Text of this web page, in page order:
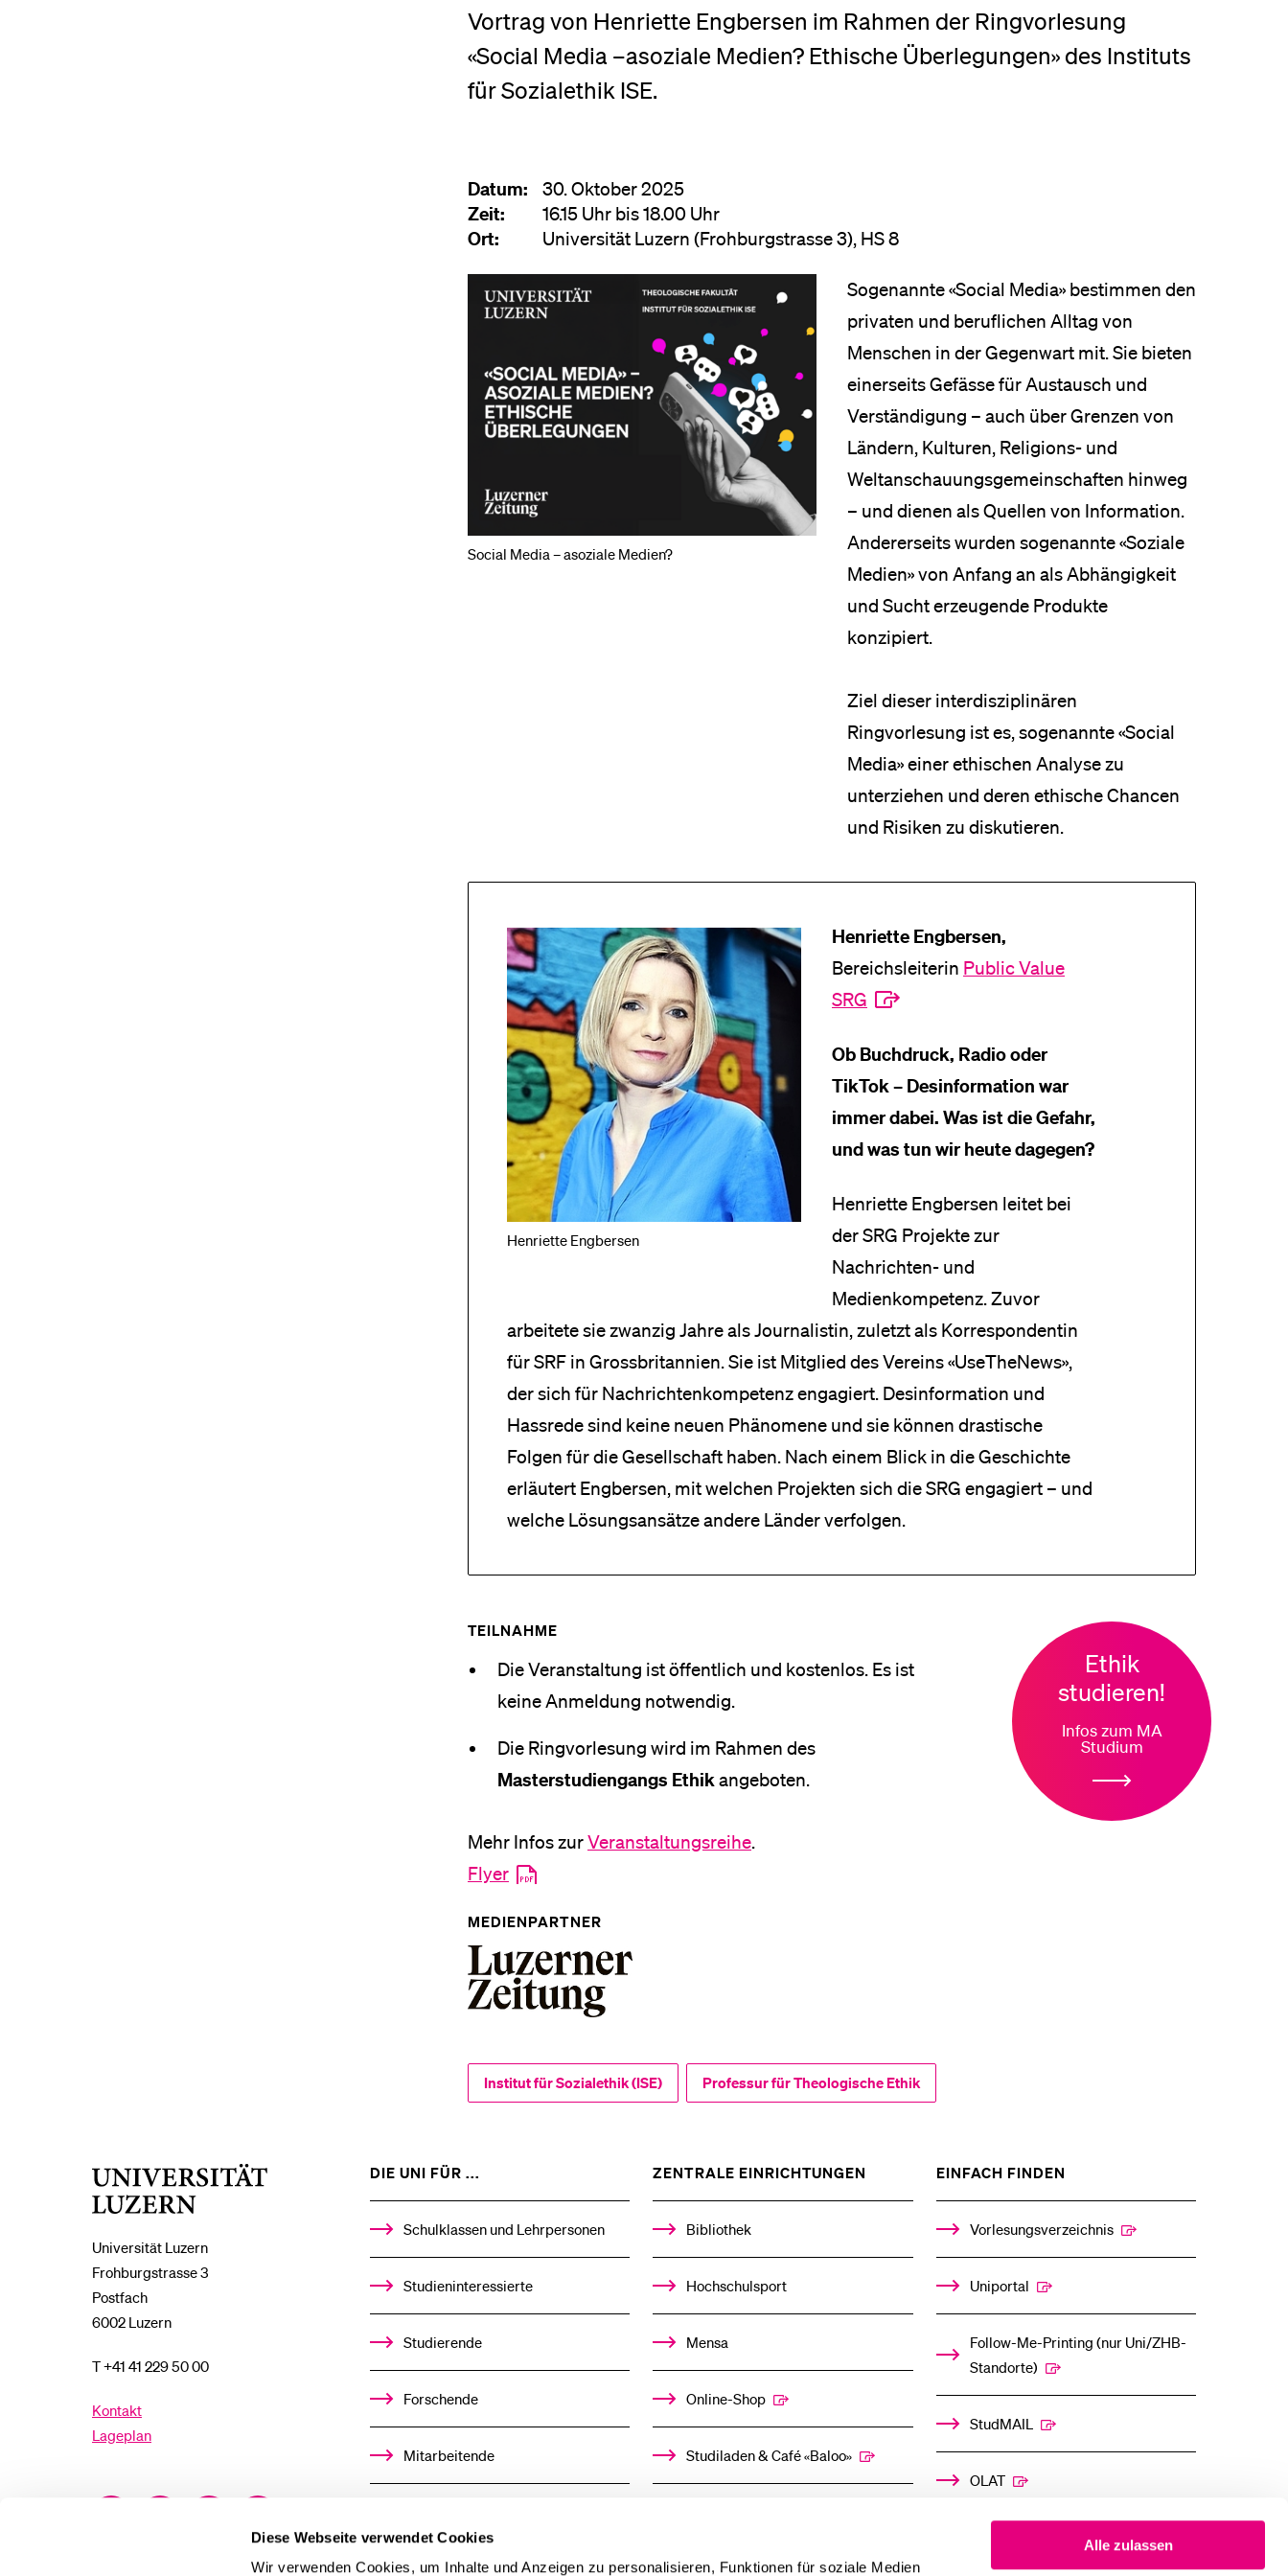
Diese Webseite verwendet Cookies
Wir verwenden Cookies, um Inhalte und Anzeigen zu personalisieren, Funktionen für soziale Medien
Alle zulassen
Vortrag von Henriette Engbersen im Rahmen der Ringvorlesung
«Social Media –asoziale Medien? Ethische Überlegungen» des Instituts
für Sozialethik ISE.
Datum: 30. Oktober 2025
Zeit: 16.15 Uhr bis 18.00 Uhr
Ort: Universität Luzern (Frohburgstrasse 3), HS 8
Social Media – asoziale Medien?
Sogenannte «Social Media» bestimmen den
privaten und beruflichen Alltag von
Menschen in der Gegenwart mit. Sie bieten
einerseits Gefässe für Austausch und
Verständigung – auch über Grenzen von
Ländern, Kulturen, Religions- und
Weltanschauungsgemeinschaften hinweg
– und dienen als Quellen von Information.
Andererseits wurden sogenannte «Soziale
Medien» von Anfang an als Abhängigkeit
und Sucht erzeugende Produkte
konzipiert.
Ziel dieser interdisziplinären
Ringvorlesung ist es, sogenannte «Social
Media» einer ethischen Analyse zu
unterziehen und deren ethische Chancen
und Risiken zu diskutieren.
Henriette Engbersen
Henriette Engbersen,
Bereichsleiterin Public Value
SRG
Ob Buchdruck, Radio oder
TikTok – Desinformation war
immer dabei. Was ist die Gefahr,
und was tun wir heute dagegen?
Henriette Engbersen leitet bei
der SRG Projekte zur
Nachrichten- und
Medienkompetenz. Zuvor
arbeitete sie zwanzig Jahre als Journalistin, zuletzt als Korrespondentin
für SRF in Grossbritannien. Sie ist Mitglied des Vereins «UseTheNews»,
der sich für Nachrichtenkompetenz engagiert. Desinformation und
Hassrede sind keine neuen Phänomene und sie können drastische
Folgen für die Gesellschaft haben. Nach einem Blick in die Geschichte
erläutert Engbersen, mit welchen Projekten sich die SRG engagiert – und
welche Lösungsansätze andere Länder verfolgen.
TEILNAHME
Die Veranstaltung ist öffentlich und kostenlos. Es ist
keine Anmeldung notwendig.
Die Ringvorlesung wird im Rahmen des
Masterstudiengangs Ethikangeboten.
Mehr Infos zurVeranstaltungsreihe.
Flyer
Ethik
studieren!
Infos zum MA
Studium
MEDIENPARTNER
Institut für Sozialethik (ISE) Professur für Theologische Ethik
Universität Luzern
Frohburgstrasse 3
Postfach
6002 Luzern
T +41 41 229 50 00
Kontakt
Lageplan
DIE UNI FÜR ...
%1$S
UNTERMENÜ
Schulklassen und Lehrpersonen
Studieninteressierte
Studierende
Forschende
Mitarbeitende
Stellensuchende
ZENTRALE EINRICHTUNGEN
%1$S
UNTERMENÜ
Bibliothek
Hochschulsport
Mensa
Online-Shop
Studiladen & Café «Baloo»
EINFACH FINDEN
%1$S
UNTERMENÜ
Vorlesungsverzeichnis
Uniportal
Follow-Me-Printing­ ­(nur Uni/ZHB-
Standorte)
StudMAIL
OLAT
Mitarbeitende
Alumni
Stellensuchende
Förderer
Anmeldung und Zulassung